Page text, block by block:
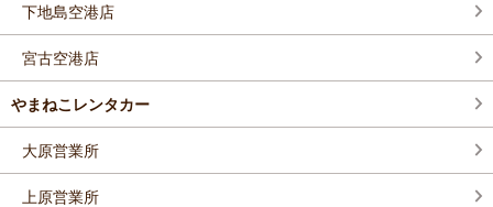
下地島空港店
宮古空港店
やまねこレンタカー
大原営業所
上原営業所